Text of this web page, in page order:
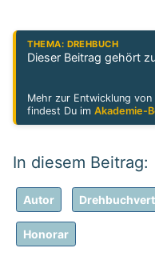
THEMA: DREHBUCH
Dieser Beitrag gehört
Mehr zur Entwicklung
findest Du imAkademie-
Autor
Honorar